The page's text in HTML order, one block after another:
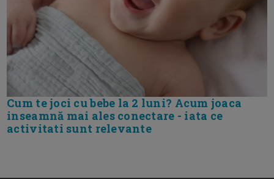
Cum te joci cu bebe la 2 luni? Acum joaca
inseamnă mai ales conectare - iata ce
activitati sunt relevante